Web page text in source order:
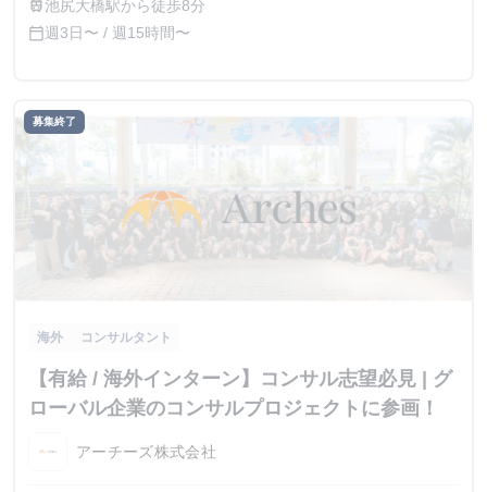
train池尻大橋駅から徒歩8分
calendar_today週3日〜 / 週15時間〜
募集終了
海外 コンサルタント
【有給 / 海外インターン】コンサル志望必見 | グ
ローバル企業のコンサルプロジェクトに参画！
アーチーズ株式会社